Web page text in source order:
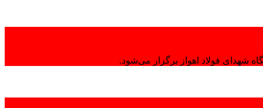
شهدای فولاد اهواز برگزار می‌شود.